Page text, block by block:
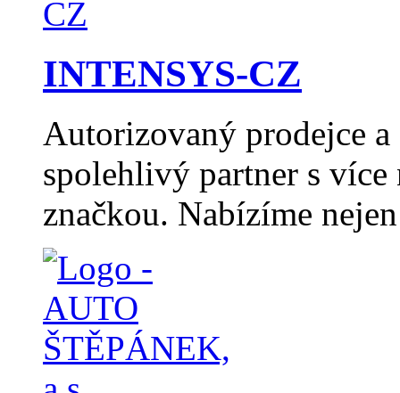
INTENSYS-CZ
Autorizovaný prodejce
spolehlivý partner s více
značkou. Nabízíme